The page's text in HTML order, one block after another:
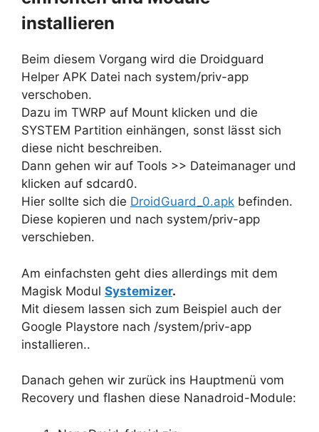
installieren
Beim diesem Vorgang wird die Droidguard
Helper APK Datei nach system/priv-app
verschoben.
Dazu im TWRP auf Mount klicken und die
SYSTEM Partition einhängen, sonst lässt sich
diese nicht beschreiben.
Dann gehen wir auf Tools >> Dateimanager und
klicken auf sdcard0.
Hier sollte sich die DroidGuard_0.apk befinden.
Diese kopieren und nach system/priv-app
verschieben.
Am einfachsten geht dies allerdings mit dem
Magisk Modul Systemizer.
Mit diesem lassen sich zum Beispiel auch der
Google Playstore nach /system/priv-app
installieren..
Danach gehen wir zurück ins Hauptmenü vom
Recovery und flashen diese Nanadroid-Module: